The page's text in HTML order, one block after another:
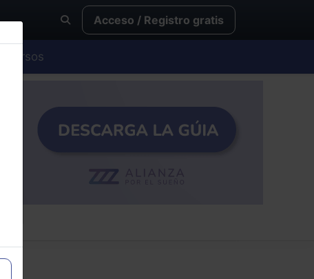
Acceso / Registro gratis
Cursos